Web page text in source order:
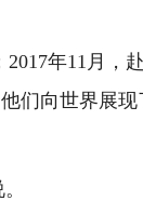
年11月，
们向世界展现